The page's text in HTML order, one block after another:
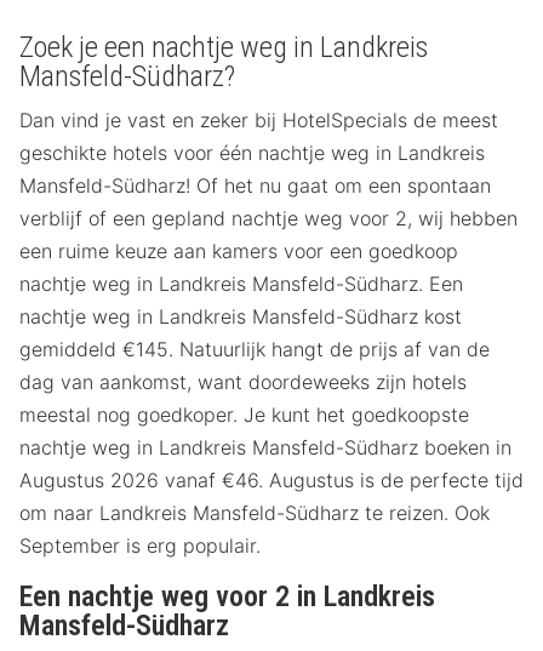
Zoek je een nachtje weg in Landkreis
Mansfeld-Südharz?
Dan vind je vast en zeker bij HotelSpecials de meest
geschikte hotels voor één nachtje weg in Landkreis
Mansfeld-Südharz! Of het nu gaat om een spontaan
verblijf of een gepland nachtje weg voor 2, wij hebben
een ruime keuze aan kamers voor een goedkoop
nachtje weg in Landkreis Mansfeld-Südharz. Een
nachtje weg in Landkreis Mansfeld-Südharz kost
gemiddeld €145. Natuurlijk hangt de prijs af van de
dag van aankomst, want doordeweeks zijn hotels
meestal nog goedkoper. Je kunt het goedkoopste
nachtje weg in Landkreis Mansfeld-Südharz boeken in
Augustus 2026 vanaf €46. Augustus is de perfecte tijd
om naar Landkreis Mansfeld-Südharz te reizen. Ook
September is erg populair.
Een nachtje weg voor 2 in Landkreis
Mansfeld-Südharz